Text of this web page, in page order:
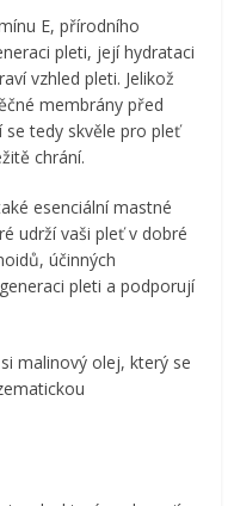
E, přírodního
pleti, její hydrataci
vzhled pleti. Jelikož
membrány před
se tedy skvěle pro pleť
chrání.
esenciální mastné
udrží vaši pleť v dobré
účinných
pleti a podporují